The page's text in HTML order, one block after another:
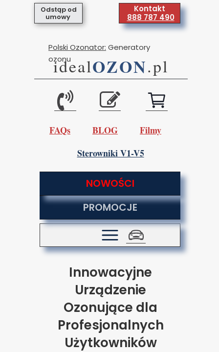
Odstąp od
umowy
NOWOŚCI
PROMOCJE
Kontakt
888 787 490
FAQs BLOG Filmy
idealOZON.pl
Polski Ozonator: Generatory
ozonu
Sterowniki V1-V5
Innowacyjne
Urządzenie
Ozonujące dla
Profesjonalnych
Użytkowników